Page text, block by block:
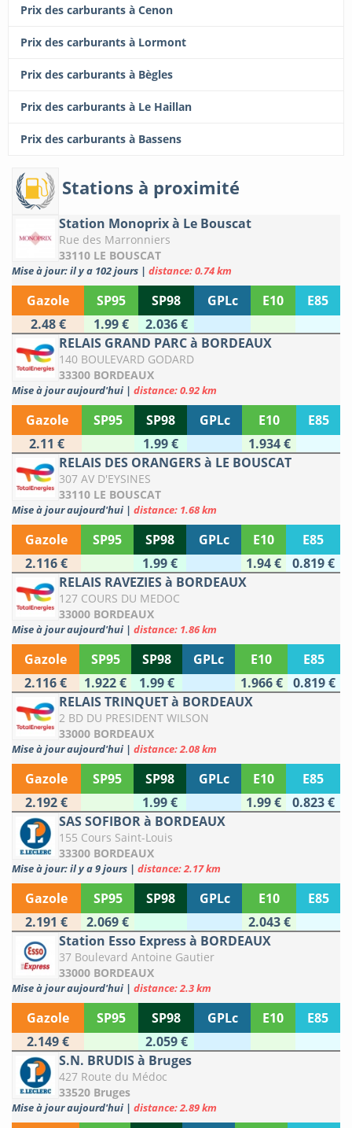
Prix des carburants à Cenon
Prix des carburants à Lormont
Prix des carburants à Bègles
Prix des carburants à Le Haillan
Prix des carburants à Bassens
Stations à proximité
Station Monoprix à Le Bouscat
Rue des Marronniers
33110 LE BOUSCAT
Mise à jour: il y a 102 jours | distance: 0.74 km
Gazole SP95 SP98 GPLc E10
E85
2.48 €
1.99 €
2.036 €
RELAIS GRAND PARC à BORDEAUX
140 BOULEVARD GODARD
33300 BORDEAUX
Mise à jour aujourd'hui | distance: 0.92 km
Gazole SP95 SP98 GPLc E10
E85
2.11 €
1.99 €
1.934 €
RELAIS DES ORANGERS à LE BOUSCAT
307 AV D'EYSINES
33110 LE BOUSCAT
Mise à jour aujourd'hui | distance: 1.68 km
Gazole SP95 SP98 GPLc E10
E85
2.116 €
1.99 € 1.94 €
0.819 €
RELAIS RAVEZIES à BORDEAUX
127 COURS DU MEDOC
33000 BORDEAUX
Mise à jour aujourd'hui | distance: 1.86 km
Gazole SP95 SP98 GPLc E10
E85
2.116 €
1.922 € 1.99 € 1.966 €
0.819 €
RELAIS TRINQUET à BORDEAUX
2 BD DU PRESIDENT WILSON
33000 BORDEAUX
Mise à jour aujourd'hui | distance: 2.08 km
Gazole SP95 SP98 GPLc E10
E85
2.192 €
1.99 € 1.99 €
0.823 €
SAS SOFIBOR à BORDEAUX
155 Cours Saint-Louis
33300 BORDEAUX
Mise à jour: il y a 9 jours | distance: 2.17 km
Gazole SP95 SP98 GPLc E10
E85
2.191 €
2.069 €
2.043 €
Station Esso Express à BORDEAUX
37 Boulevard Antoine Gautier
33000 BORDEAUX
Mise à jour aujourd'hui | distance: 2.3 km
Gazole SP95 SP98 GPLc E10
E85
2.149 €
2.059 €
S.N. BRUDIS à Bruges
427 Route du Médoc
33520 Bruges
Mise à jour aujourd'hui | distance: 2.89 km